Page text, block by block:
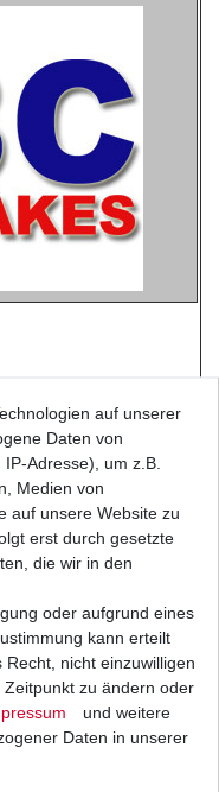
Baujahr
1992 - 1995
1992
1993 - 1995
1994 - 1995
1994 - 1995
1993 - 1997
1992
1993
1994
1995
auf unserer
Daten von
Adresse), um z.B.
Medien von
auf unsere Website zu
erst durch gesetzte
die wir in den
oder aufgrund eines
kann erteilt
nicht einzuwilligen
zu ändern oder
und weitere
Daten in unserer